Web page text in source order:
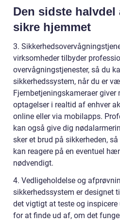
Den sidste
sikre hjemmet
3.
virksomheder tilbyder
overvågningstjenester, så du
sikkerhedssystem, når du er
Fjernbetjeningskameraer
optagelser i realtid af enhver
online eller via mobilapps.
kan også give dig
sker et brud på sikkerheden,
kan reagere på en eventuel
nødvendigt.
4. Vedligeholdelse og
sikkerhedssystem er designet
det vigtigt at teste og
for at finde ud af, om det